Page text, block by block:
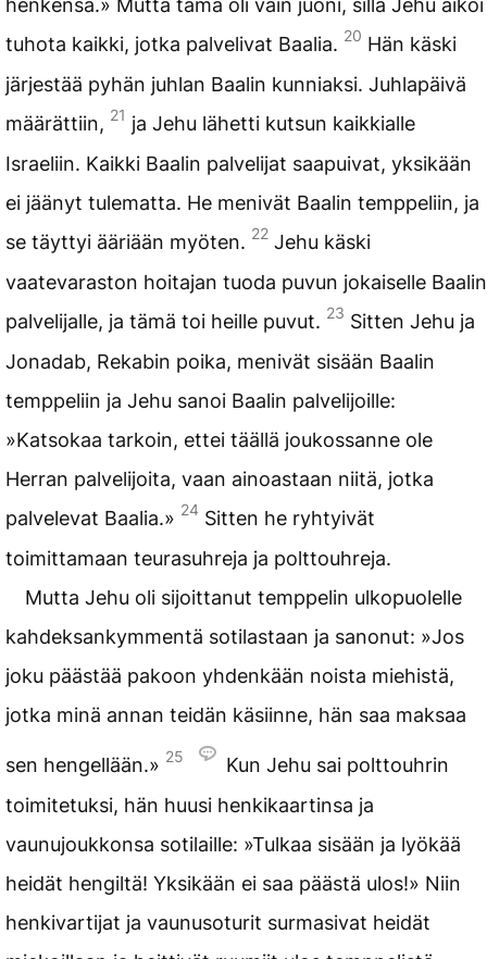
tuhota kaikki, jotka palvelivat Baalia. 20 Hän käski
järjestää pyhän juhlan Baalin kunniaksi. Juhlapäivä
määrättiin, 21 ja Jehu lähetti kutsun kaikkialle
Israeliin. Kaikki Baalin palvelijat saapuivat, yksikään
ei jäänyt tulematta. He menivät Baalin temppeliin, ja
se täyttyi ääriään myöten. 22 Jehu käski
vaatevaraston hoitajan tuoda puvun jokaiselle Baalin
palvelijalle, ja tämä toi heille puvut. 23 Sitten Jehu ja
Jonadab, Rekabin poika, menivät sisään Baalin
temppeliin ja Jehu sanoi Baalin palvelijoille:
»Katsokaa tarkoin, ettei täällä joukossanne ole
Herran palvelijoita, vaan ainoastaan niitä, jotka
palvelevat Baalia.» 24 Sitten he ryhtyivät
toimittamaan teurasuhreja ja polttouhreja.
Mutta Jehu oli sijoittanut temppelin ulkopuolelle
kahdeksankymmentä sotilastaan ja sanonut: »Jos
joku päästää pakoon yhdenkään noista miehistä,
jotka minä annan teidän käsiinne, hän saa maksaa
sen hengellään.» 25
Kun Jehu sai polttouhrin
toimitetuksi, hän huusi henkikaartinsa ja
vaunujoukkonsa sotilaille: »Tulkaa sisään ja lyökää
heidät hengiltä! Yksikään ei saa päästä ulos!» Niin
henkivartijat ja vaunusoturit surmasivat heidät